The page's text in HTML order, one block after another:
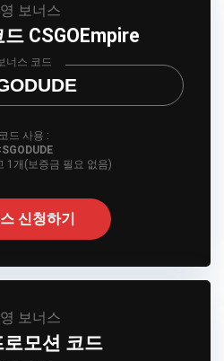
보너스
CSGOEmpire
너스 코드
코드 사용 :
1개(보증금 필요 없음)
신청하기
보너스
로모션 코드